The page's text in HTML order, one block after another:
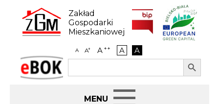
content
Zakład
Gospodarki
Mieszkaniowej
A A+ A++ A A
eBOK
Search
Search Button